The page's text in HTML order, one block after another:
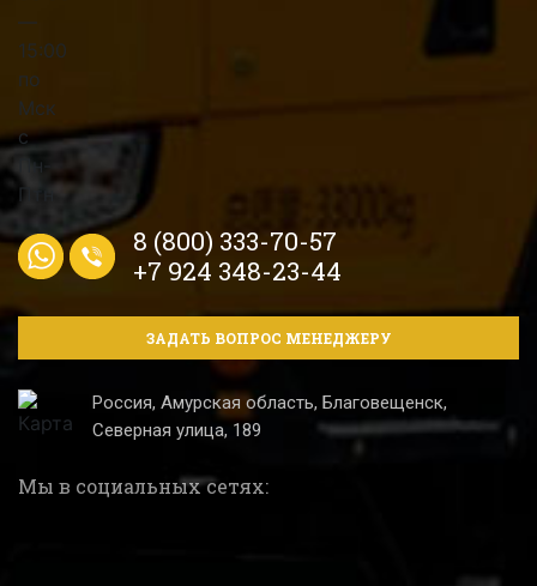
8 (800) 333-70-57
+7 924 348-23-44
ЗАДАТЬ ВОПРОС МЕНЕДЖЕРУ
Россия, Амурская область, Благовещенск,
Северная улица, 189
Мы в социальных сетях: